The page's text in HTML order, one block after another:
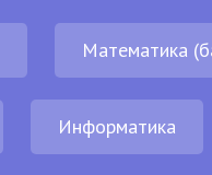
Математика
Информатика